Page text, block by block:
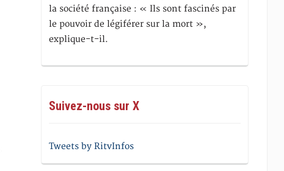
la société française : « Ils sont fascinés par
le pouvoir de légiférer sur la mort »,
explique-t-il.
Suivez-nous sur X
Tweets by RitvInfos